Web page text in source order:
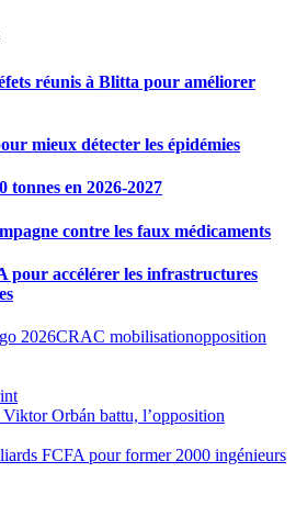
réunis à Blitta pour améliorer
mieux détecter les épidémies
tonnes en 2026-2027
contre les faux médicaments
pour accélérer les infrastructures
2026CRAC mobilisationopposition
Orbán battu, l’opposition
FCFA pour former 2000 ingénieurs